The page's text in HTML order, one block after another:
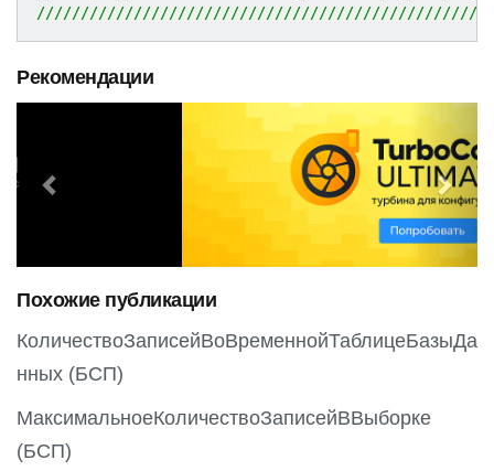
Рекомендации
e
o
u
s
e
x
t
Похожие публикации
КоличествоЗаписейВоВременнойТаблицеБазыДа
нных (БСП)
МаксимальноеКоличествоЗаписейВВыборке
(БСП)